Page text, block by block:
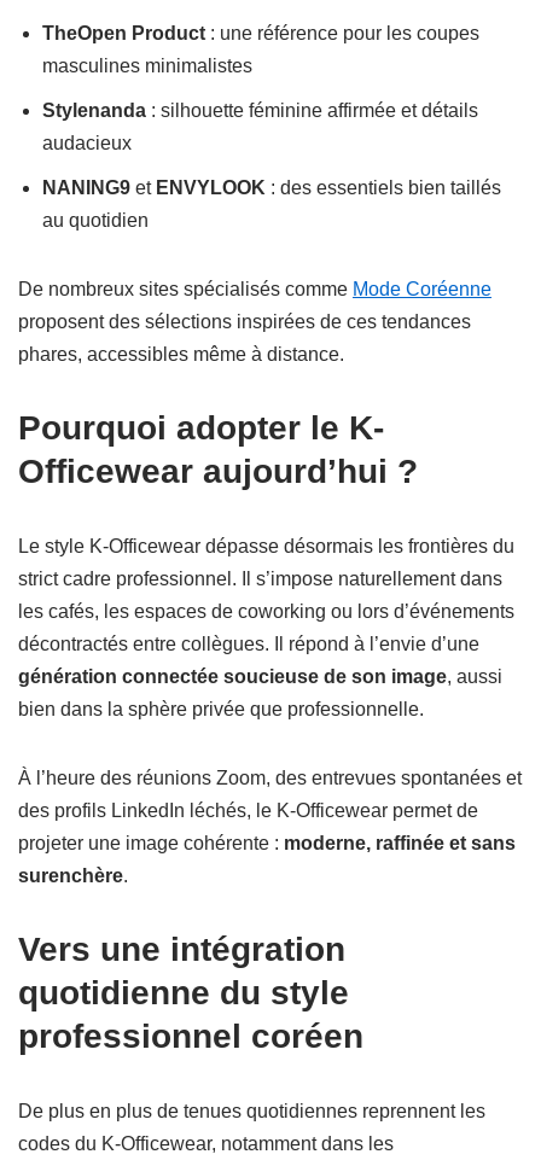
TheOpen Product : une référence pour les coupes
masculines minimalistes
Stylenanda : silhouette féminine affirmée et détails
audacieux
NANING9 et ENVYLOOK : des essentiels bien taillés
au quotidien
De nombreux sites spécialisés comme Mode Coréenne
proposent des sélections inspirées de ces tendances
phares, accessibles même à distance.
Pourquoi adopter le K-
Officewear aujourd’hui ?
Le style K-Officewear dépasse désormais les frontières du
strict cadre professionnel. Il s’impose naturellement dans
les cafés, les espaces de coworking ou lors d’événements
décontractés entre collègues. Il répond à l’envie d’une
génération connectée soucieuse de son image, aussi
bien dans la sphère privée que professionnelle.
À l’heure des réunions Zoom, des entrevues spontanées et
des profils LinkedIn léchés, le K-Officewear permet de
projeter une image cohérente : moderne, raffinée et sans
surenchère.
Vers une intégration
quotidienne du style
professionnel coréen
De plus en plus de tenues quotidiennes reprennent les
codes du K-Officewear, notamment dans les